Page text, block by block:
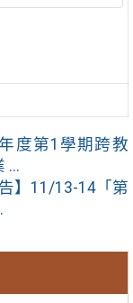
度第1學期跨教
...
】11/13-14「第